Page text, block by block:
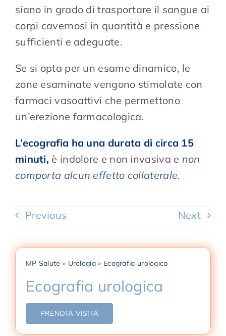
siano in grado di trasportare il sangue ai
corpi cavernosi in quantità e pressione
sufficienti e adeguate.
Se si opta per un esame dinamico, le
zone esaminate vengono stimolate con
farmaci vasoattivi che permettono
un’erezione farmacologica.
L’ecografia ha una durata di circa 15
minuti, è indolore e non invasiva e non
comporta alcun effetto collaterale.
Previous Next
MP Salute » Urologia » Ecografia urologica
Ecografia urologica
PRENOTA VISITA